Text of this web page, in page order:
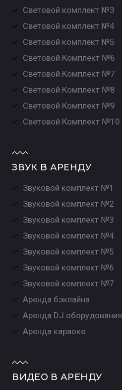
Световой комплект №3
Световой комплект №4
Световой комплект №5
Световой Комплект №6
Световой Комплект №7
Световой Комплект №8
Световой Комплект №9
Световой Комплект №10
ЗВУК В АРЕНДУ
Звуковой комплект №1
Звуковой комплект №2
Звуковой комплект №3
Звуковой комплект №4
Звуковой комплект №5
Звуковой комплект №6
Звуковой комплект №7
Аренда бэклайна
Аренда DJ оборудования
Аренда караоке
ВИДЕО В АРЕНДУ